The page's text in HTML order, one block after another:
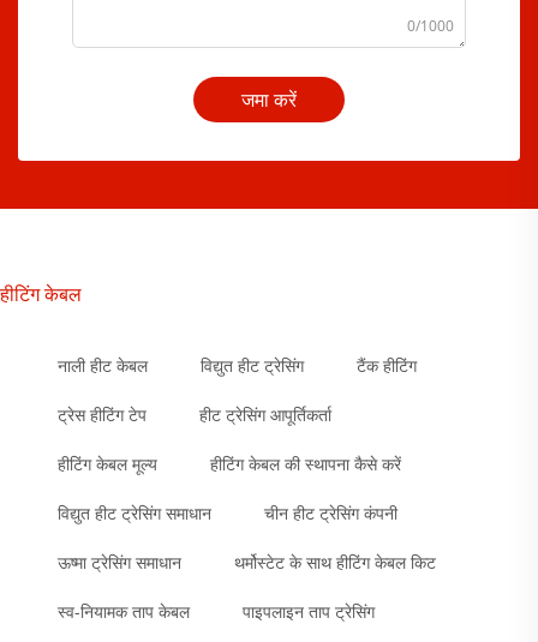
0/1000
जमा करें
हीटिंग केबल
नाली हीट केबल विद्युत हीट ट्रेसिंग टैंक हीटिंग
ट्रेस हीटिंग टेप हीट ट्रेसिंग आपूर्तिकर्ता
हीटिंग केबल मूल्य हीटिंग केबल की स्थापना कैसे करें
विद्युत हीट ट्रेसिंग समाधान चीन हीट ट्रेसिंग कंपनी
ऊष्मा ट्रेसिंग समाधान थर्मोस्टेट के साथ हीटिंग केबल किट
स्व-नियामक ताप केबल पाइपलाइन ताप ट्रेसिंग